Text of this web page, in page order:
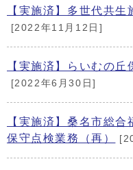
【実施済】多世代共
[2022年11月12日]
【実施済】らいむの丘
[2022年6月30日]
【実施済】桑名市総
保守点検業務（再）